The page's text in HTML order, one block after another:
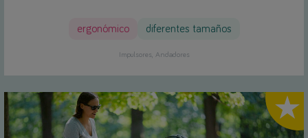
ergonómico diferentes tamaños
Impulsores Andadores